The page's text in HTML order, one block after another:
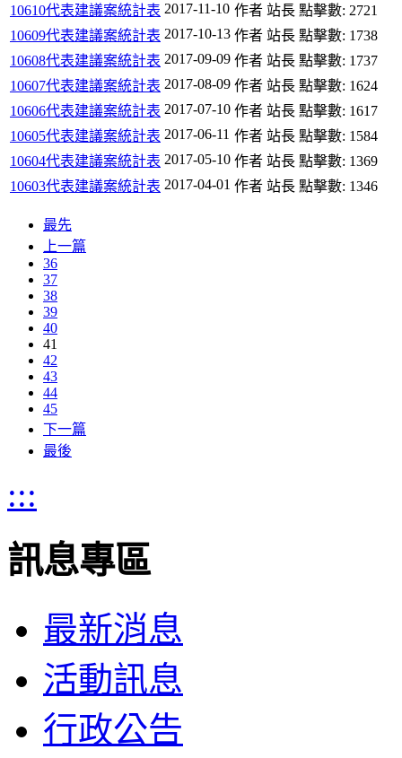
10610代表建議案統計表 2017-11-10 作者 站長 點擊數: 2721
10609代表建議案統計表 2017-10-13 作者 站長 點擊數: 1738
10608代表建議案統計表 2017-09-09 作者 站長 點擊數: 1737
10607代表建議案統計表 2017-08-09 作者 站長 點擊數: 1624
10606代表建議案統計表 2017-07-10 作者 站長 點擊數: 1617
10605代表建議案統計表 2017-06-11 作者 站長 點擊數: 1584
10604代表建議案統計表 2017-05-10 作者 站長 點擊數: 1369
10603代表建議案統計表 2017-04-01 作者 站長 點擊數: 1346
最先
上一篇
36
37
38
39
40
41
42
43
44
45
下一篇
最後
:::
訊息專區
最新消息
活動訊息
行政公告